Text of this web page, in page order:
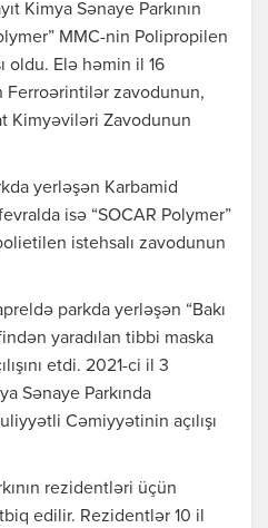
Kimya Sənaye Parkının
MMC-nin Polipropilen
oldu. Elə həmin il 16
Ferroərintilər zavodunun,
Kimyəviləri Zavodunun
yerləşən Karbamid
isə “SOCAR Polymer”
istehsalı zavodunun
parkda yerləşən “Bakı
yaradılan tibbi maska
etdi. 2021-ci il 3
Sənaye Parkında
Cəmiyyətinin açılışı
rezidentləri üçün
edilir. Rezidentlər 10 il